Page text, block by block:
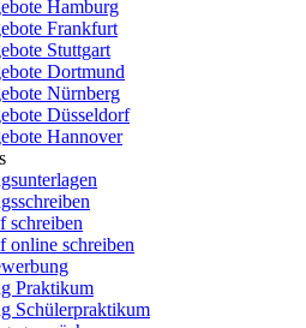
Hamburg
Frankfurt
Stuttgart
Dortmund
Nürnberg
Düsseldorf
Hannover
schreiben
online schreiben
Praktikum
Schülerpraktikum